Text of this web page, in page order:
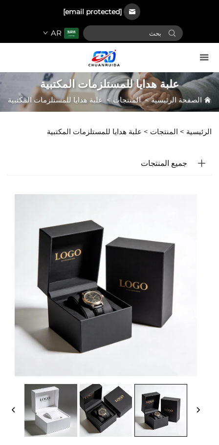
[email protected]
AR
علبة هدايا للمستلزمات المكتبية
الصفحة الرئيسية>المنتجات >علبة هدايا للمستلزمات المكتبية
الرئيسية > المنتجات > علبة هدايا للمستلزمات المكتبية
جميع المنتجات